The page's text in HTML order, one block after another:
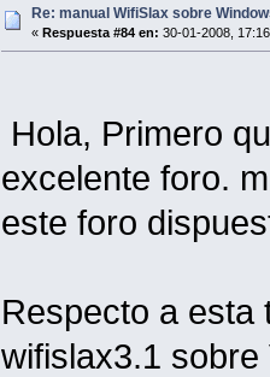
Re: manual WifiSlax sobre
« Respuesta #84 en: 30-01-2008,
Hola, Primero
excelente foro.
este foro
Respecto a esta
wifislax3.1